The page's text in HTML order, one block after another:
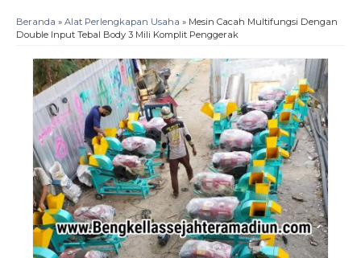
Beranda » Alat Perlengkapan Usaha » Mesin Cacah Multifungsi Dengan
Double Input Tebal Body 3 Mili Komplit Penggerak